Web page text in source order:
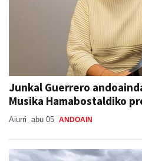
Junkal Guerrero
Musika Hamabostaldiko
Aiurri abu 05 ANDOAIN